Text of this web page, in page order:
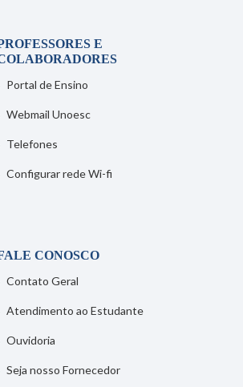
E
Portal de Ensino
Webmail Unoesc
Telefones
Configurar rede Wi-fi
CONOSCO
Contato Geral
Atendimento ao Estudante
Ouvidoria
Seja nosso Fornecedor